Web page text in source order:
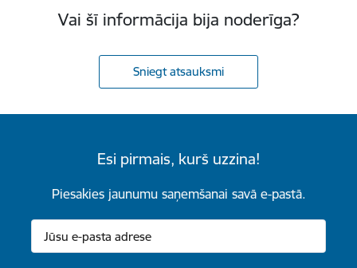
Vai šī informācija bija noderīga?
Sniegt atsauksmi
Esi pirmais, kurš uzzina!
Piesakies jaunumu saņemšanai savā e-pastā.